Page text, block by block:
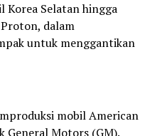
Korea Selatan hingga
dalam
untuk menggantikan
mobil American
General Motors (GM).